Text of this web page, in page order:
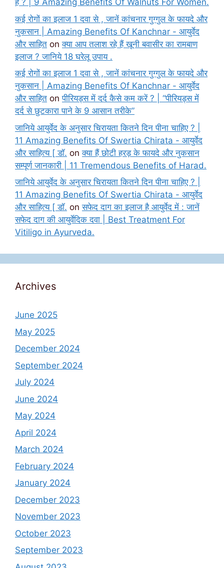
हैं ? | 9 Amazing Benefits Of Walnuts For Women.
कई रोगों का इलाज 1 दवा से , जानें कांचनार गुग्गुल के फायदे और
नुकसान | Amazing Benefits Of Kanchnar - आयुर्वेद
और साहित onक्या आप तलाश रहे हैं खूनी बवासीर का रामबाण
इलाज ? जानिये 18 घरेलू उपाय .
कई रोगों का इलाज 1 दवा से , जानें कांचनार गुग्गुल के फायदे और
नुकसान | Amazing Benefits Of Kanchnar - आयुर्वेद
और साहित onपीरियड्स में दर्द कैसे कम करें ? | “पीरियड्स में
दर्द से छुटकारा पाने के 9 आसान तरीके”
जानिये आयुर्वेद के अनुसार चिरायता कितने दिन पीना चाहिए ? |
11 Amazing Benefits Of Swertia Chirata - आयुर्वेद
और साहित्य [ डॉ. onक्या हैं छोटी हरड़ के फायदे और नुकसान
सम्पूर्ण जानकारी | 11 Tremendous Benefits of Harad.
जानिये आयुर्वेद के अनुसार चिरायता कितने दिन पीना चाहिए ? |
11 Amazing Benefits Of Swertia Chirata - आयुर्वेद
और साहित्य [ डॉ. onसफेद दाग का इलाज है आयुर्वेद में : जानें
सफेद दाग की आयुर्वेदिक दवा | Best Treatment For
Vitiligo in Ayurveda.
Archives
June 2025
May 2025
December 2024
September 2024
July 2024
June 2024
May 2024
April 2024
March 2024
February 2024
January 2024
December 2023
November 2023
October 2023
September 2023